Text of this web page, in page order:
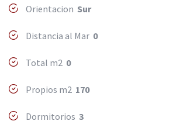
Orientacion Sur
Distancia al Mar 0
Total m2 0
Propios m2 170
Dormitorios 3